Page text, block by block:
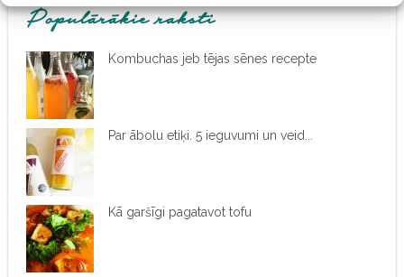
Populārākie raksti
Kombuchas jeb tējas sēnes recepte
Par ābolu etiķi. 5 ieguvumi un veid...
Kā garšīgi pagatavot tofu